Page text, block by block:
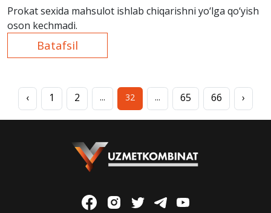
Prokat sexida mahsulot ishlab chiqarishni yo‘lga qo‘yish
oson kechmadi.
Batafsil
‹ 1 2 ... 32 ... 65 66 ›